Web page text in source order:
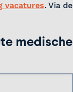
vacatures. Via
medische